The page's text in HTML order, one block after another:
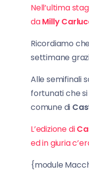
Nell’ultima
daMilly
Ricordiamo
settimane
Alle semifinali
fortunati che
comune di
L’edizione di
ed in giuria
{module